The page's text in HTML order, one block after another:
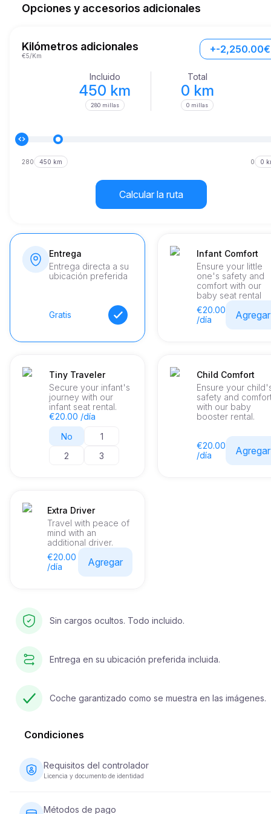
Cuando estés cruzando por las encantadoras calles de Cannes,
estarás rodeado de una cabina que ofrece la máxima
sistema de entretenimiento te mantiene conectado y entretenido.
Opciones y accesorios adicionales
Kilómetros adicionales
€5/Km
+-2,250.00€
Incluido
450 km
280 millas
Total
0 km
0 millas
280 450 km 0 0
Calcular la ruta
Entrega
Entrega directa a su
ubicación preferida
Gratis
Infant Comfort
Ensure your little
one's safety and
comfort with our
baby seat rental
€20.00
/día
Agregar
Tiny Traveler
Secure your infant's
journey with our
infant seat rental.
€20.00 /día
No
1
2
3
Child Comfort
Ensure your
safety and
with our baby
booster rental.
€20.00
/día
Agregar
Extra Driver
Travel with peace of
mind with an
additional driver.
€20.00
/día
Agregar
Sin cargos ocultos. Todo incluido.
Entrega en su ubicación preferida incluida.
Coche garantizado como se muestra en las imágenes.
Condiciones
Requisitos del controlador
Licencia y documento de identidad
de conducir válida. También se requiere un documento de
Métodos de pago